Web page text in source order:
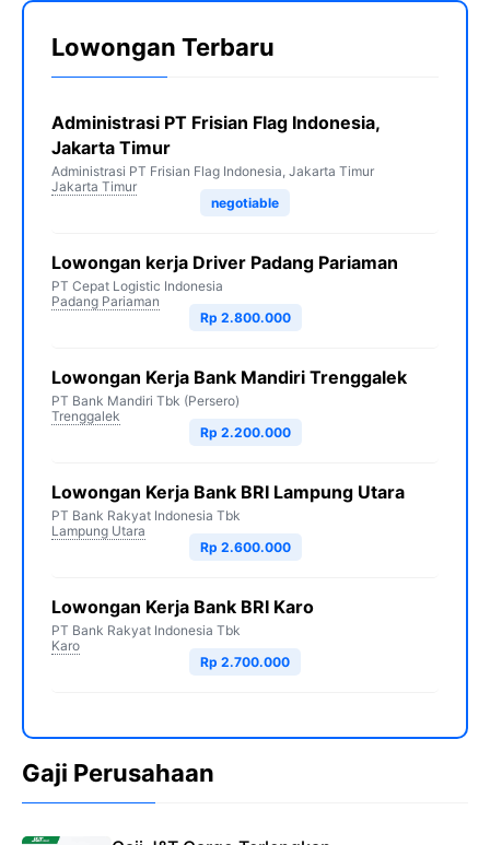
Lowongan Terbaru
Administrasi PT Frisian Flag Indonesia,
Jakarta Timur
Administrasi PT Frisian Flag Indonesia, Jakarta Timur
Jakarta Timur
negotiable
Lowongan kerja Driver Padang Pariaman
PT Cepat Logistic Indonesia
Padang Pariaman
Rp 2.800.000
Lowongan Kerja Bank Mandiri Trenggalek
PT Bank Mandiri Tbk (Persero)
Trenggalek
Rp 2.200.000
Lowongan Kerja Bank BRI Lampung Utara
PT Bank Rakyat Indonesia Tbk
Lampung Utara
Rp 2.600.000
Lowongan Kerja Bank BRI Karo
PT Bank Rakyat Indonesia Tbk
Karo
Rp 2.700.000
Gaji Perusahaan